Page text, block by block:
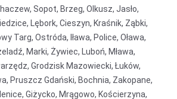
Sopot, Brzeg, Olkusz, Jasło,
Lębork, Cieszyn, Kraśnik, Ząbki,
Targ, Ostróda, Iława, Police, Oława,
Marki, Żywiec, Luboń, Mława,
Grodzisk Mazowiecki, Łuków,
Pruszcz Gdański, Bochnia, Zakopane,
Giżycko, Mrągowo, Kościerzyna,